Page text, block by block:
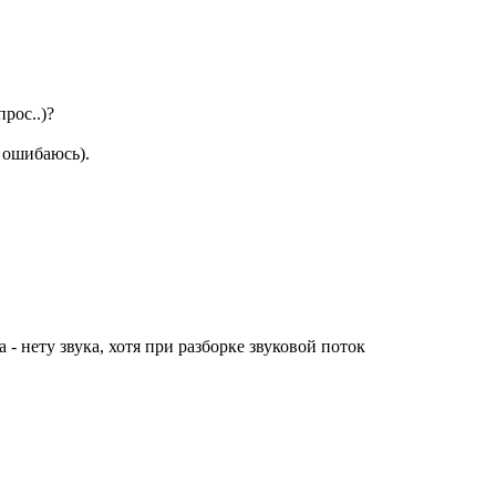
ошибаюсь).
нету звука, хотя при разборке звуковой поток